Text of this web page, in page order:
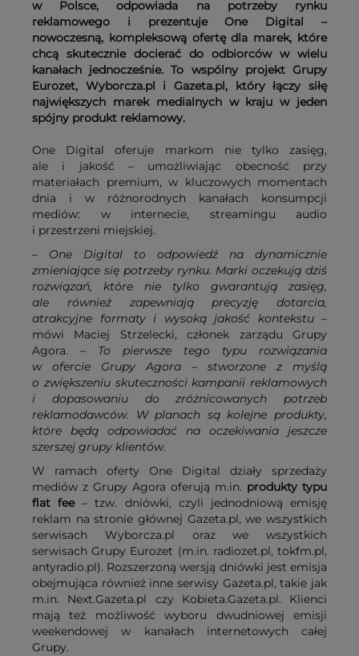
w Polsce, odpowiada na potrzeby rynku
reklamowego i prezentuje One Digital –
nowoczesną, kompleksową ofertę dla marek, które
chcą skutecznie docierać do odbiorców w wielu
kanałach jednocześnie. To wspólny projekt Grupy
Eurozet, Wyborcza.pl i Gazeta.pl, który łączy siłę
największych marek medialnych w kraju w jeden
spójny produkt reklamowy.
One Digital oferuje markom nie tylko zasięg,
ale i jakość – umożliwiając obecność przy
materiałach premium, w kluczowych momentach
dnia i w różnorodnych kanałach konsumpcji
mediów: w internecie, streamingu audio
i przestrzeni miejskiej.
– One Digital to odpowiedź na dynamicznie
zmieniające się potrzeby rynku. Marki oczekują dziś
rozwiązań, które nie tylko gwarantują zasięg,
ale również zapewniają precyzję dotarcia,
atrakcyjne formaty i wysoką jakość kontekstu –
mówi Maciej Strzelecki, członek zarządu Grupy
Agora. – To pierwsze tego typu rozwiązania
w ofercie Grupy Agora – stworzone z myślą
o zwiększeniu skuteczności kampanii reklamowych
i dopasowaniu do zróżnicowanych potrzeb
reklamodawców. W planach są kolejne produkty,
które będą odpowiadać na oczekiwania jeszcze
szerszej grupy klientów.
W ramach oferty One Digital działy sprzedaży
mediów z Grupy Agora oferują m.in. produkty typu
flat fee– tzw. dniówki, czyli jednodniową emisję
reklam na stronie głównej Gazeta.pl, we wszystkich
serwisach Wyborcza.pl oraz we wszystkich
serwisach Grupy Eurozet (m.in. radiozet.pl, tokfm.pl,
antyradio.pl). Rozszerzoną wersją dniówki jest emisja
obejmująca również inne serwisy Gazeta.pl, takie jak
m.in. Next.Gazeta.pl czy Kobieta.Gazeta.pl. Klienci
mają też możliwość wyboru dwudniowej emisji
weekendowej w kanałach internetowych całej
Grupy.